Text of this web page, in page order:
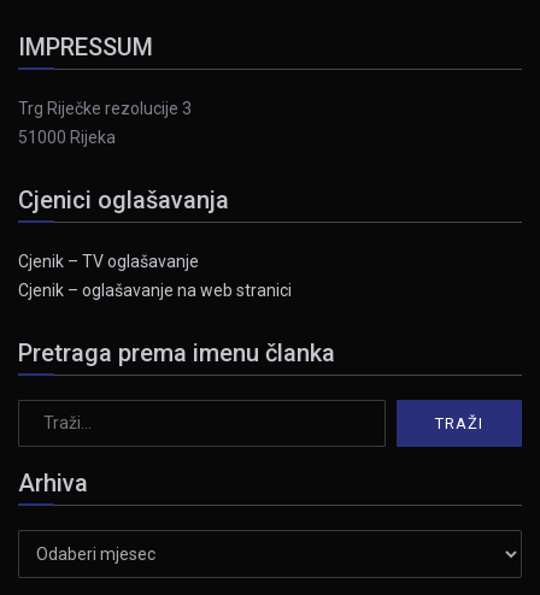
IMPRESSUM
Trg Riječke rezolucije 3
51000 Rijeka
Cjenici oglašavanja
Cjenik – TV oglašavanje
Cjenik – oglašavanje na web stranici
Pretraga prema imenu članka
Arhiva